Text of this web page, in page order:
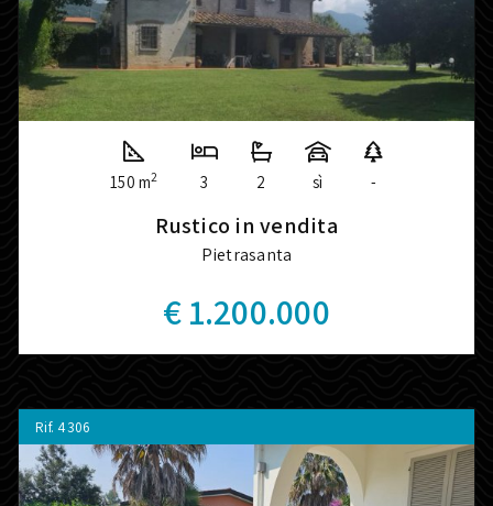
150 m2 3 2 sì -
Rustico in vendita
Pietrasanta
€ 1.200.000
Rif. 4306